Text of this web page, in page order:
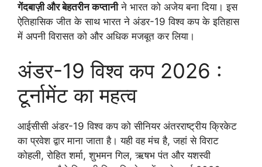
गेंदबाज़ी और बेहतरीन कप्तानीने भारत को अजेय बना दिया। इस
ऐतिहासिक जीत के साथ भारत ने अंडर-19 विश्व कप के इतिहास
में अपनी विरासत को और अधिक मजबूत कर लिया।
अंडर-19 विश्व कप 2026 :
टूर्नामेंट का महत्व
आईसीसी अंडर-19 विश्व कप को सीनियर अंतरराष्ट्रीय क्रिकेट
का प्रवेश द्वार माना जाता है। यही वह मंच है, जहां से विराट
कोहली, रोहित शर्मा, शुभमन गिल, ऋषभ पंत और यशस्वी